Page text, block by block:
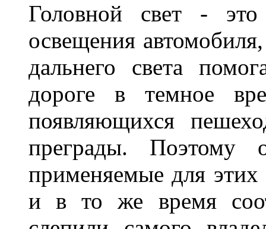
Головной свет -
освещения
дальнего света
дороге в темное
появляющихся
преграды. Поэтому
применяемые для
и в то же время